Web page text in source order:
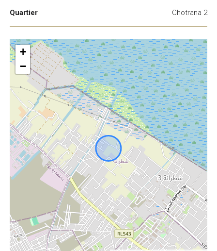
Quartier Chotrana 2
+
−